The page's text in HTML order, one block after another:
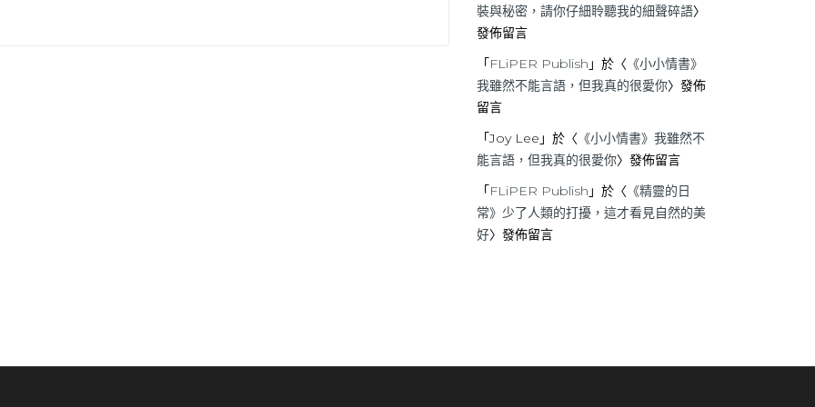
裝與秘密，請你仔細聆聽我的細聲碎語〉
發佈留言
「FLiPER Publish 」於〈 《小小情書》
我雖然不能言語，但我真的很愛你〉發佈
留言
「Joy Lee 」於〈 《小小情書》我雖然不
能言語，但我真的很愛你〉發佈留言
「FLiPER Publish 」於〈 《精靈的日
常》少了人類的打擾，這才看見自然的美
好〉發佈留言